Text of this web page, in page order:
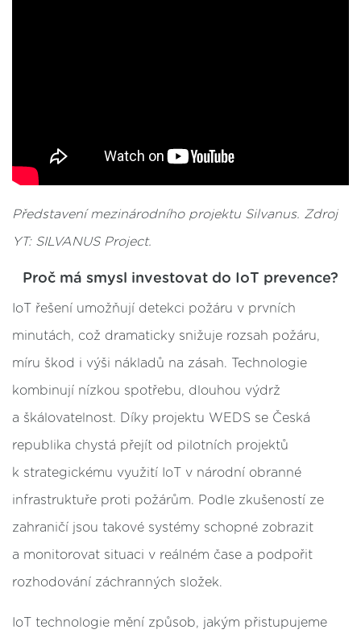
Představení mezinárodního projektu Silvanus. Zdroj
YT: SILVANUS Project.
Proč má smysl investovat do IoT prevence?
IoT řešení umožňují detekci požáru v prvních
minutách, což dramaticky snižuje rozsah požáru,
míru škod i výši nákladů na zásah. Technologie
kombinují nízkou spotřebu, dlouhou výdrž
a škálovatelnost. Díky projektu WEDS se Česká
republika chystá přejít od pilotních projektů
k strategickému využití IoT v národní obranné
infrastruktuře proti požárům. Podle zkušeností ze
zahraničí jsou takové systémy schopné zobrazit
a monitorovat situaci v reálném čase a podpořit
rozhodování záchranných složek.
IoT technologie mění způsob, jakým přistupujeme